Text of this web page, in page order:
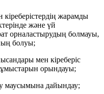
кіреберістердің жарамды
және үй
орналастырудың болмауы,
болуы;
мен кіреберіс
орындауы;
маусымына дайындау;